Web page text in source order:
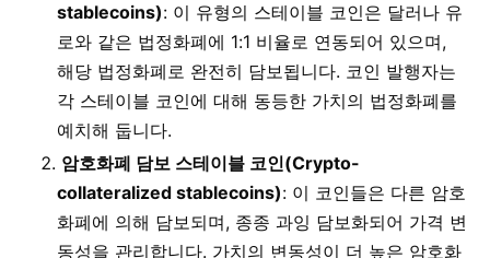
stablecoins): 이 유형의 스테이블 코인은 달러나 유
로와 같은 법정화폐에 1:1 비율로 연동되어 있으며,
해당 법정화폐로 완전히 담보됩니다. 코인 발행자는
각 스테이블 코인에 대해 동등한 가치의 법정화폐를
예치해 둡니다.
암호화폐 담보 스테이블 코인(Crypto-
collateralized stablecoins): 이 코인들은 다른 암호
화폐에 의해 담보되며, 종종 과잉 담보화되어 가격 변
동성을 관리합니다. 가치의 변동성이 더 높은 암호화